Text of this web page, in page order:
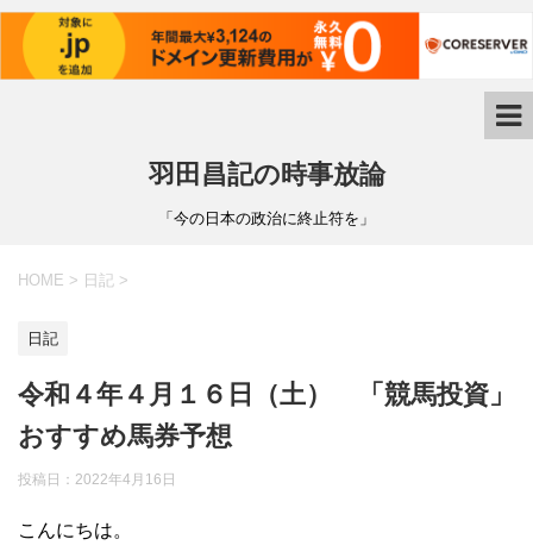
羽田昌記の時事放論
「今の日本の政治に終止符を」
HOME > 日記 >
日記
令和４年４月１６日（土） 「競馬投資」
おすすめ馬券予想
投稿日： 2022年4月16日
こんにちは。